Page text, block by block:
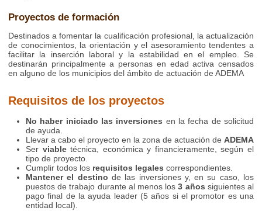
Proyectos de formación
Destinados a fomentar la cualificación profesional, la actualización
de conocimientos, la orientación y el asesoramiento tendentes a
facilitar la inserción laboral y la estabilidad en el empleo. Se
destinarán principalmente a personas en edad activa censados
en alguno de los municipios del ámbito de actuación de ADEMA
Requisitos de los proyectos
No haber iniciado las inversiones en la fecha de solicitud
de ayuda.
Llevar a cabo el proyecto en la zona de actuación de ADEMA
Ser viabletécnica, económica y financieramente, según el
tipo de proyecto.
Cumplir todos los requisitos legales correspondientes.
Mantener el destino de las inversiones y, en su caso, los
puestos de trabajo durante al menos los3 años siguientes al
pago final de la ayuda leader (5 años si el promotor es una
entidad local).